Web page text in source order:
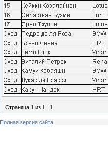
Страница 1 из 1 1
Полная версия сайта